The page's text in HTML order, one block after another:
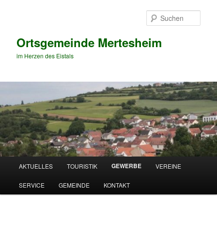
Ortsgemeinde Mertesheim
im Herzen des Eistals
AKTUELLES TOURISTIK GEWERBE VEREINE
SERVICE GEMEINDE KONTAKT